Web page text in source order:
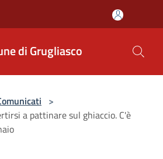
di Grugliasco
>
a pattinare sul ghiaccio. C'è